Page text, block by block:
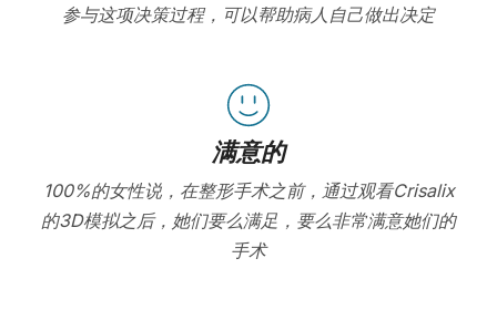
参与这项决策过程，可以帮助病人自己做出决定
满意的
100%的女性说，在整形手术之前，通过观看Crisalix
的3D模拟之后，她们要么满足，要么非常满意她们的
手术